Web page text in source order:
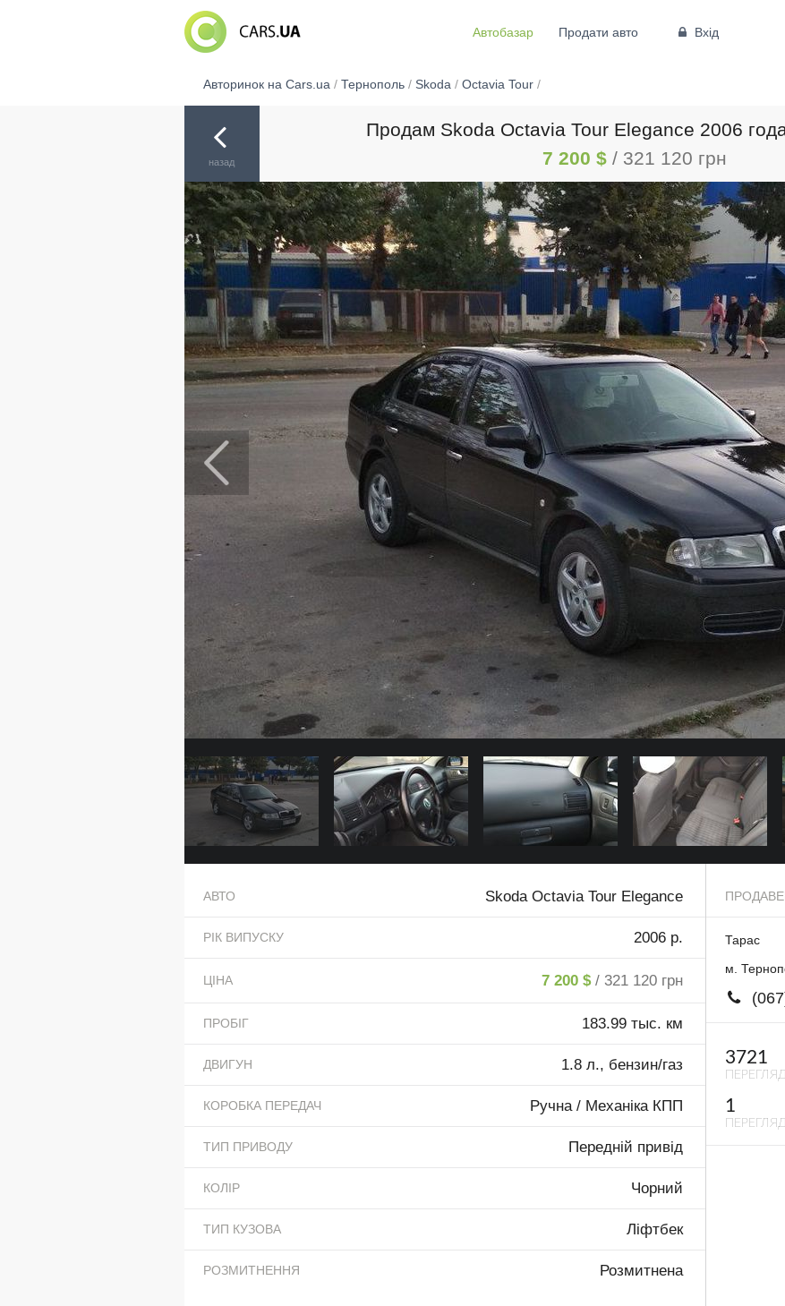
Автобазар Продати авто Вхід
Авторинок на Cars.ua / Тернополь/ Skoda / Octavia Tour/
назад
Продам Skoda Octavia Tour Elegance 2006
7 200 $ / 321 120 грн
АВТО Skoda Octavia Tour Elegance
РІК ВИПУСКУ 2006 р.
ЦІНА 7 200 $ / 321 120 грн
ПРОБІГ 183.99 тыс. км
ДВИГУН 1.8 л., бензин/газ
КОРОБКА ПЕРЕДАЧ Ручна / Механіка КПП
ТИП ПРИВОДУ Передній привід
КОЛІР Чорний
ТИП КУЗОВА Ліфтбек
РОЗМИТНЕННЯ Розмитнена
Тарас
м.
3721
1